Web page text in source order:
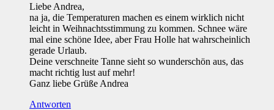
Liebe Andrea,
na ja, die Temperaturen machen es einem wirklich nicht
leicht in Weihnachtsstimmung zu kommen. Schnee wäre
mal eine schöne Idee, aber Frau Holle hat wahrscheinlich
gerade Urlaub.
Deine verschneite Tanne sieht so wunderschön aus, das
macht richtig lust auf mehr!
Ganz liebe Grüße Andrea
Antworten